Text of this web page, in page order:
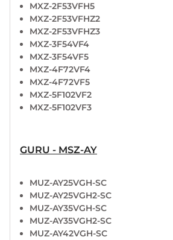
MXZ-2F53VFH5
MXZ-2F53VFHZ2
MXZ-2F53VFHZ3
MXZ-3F54VF4
MXZ-3F54VF5
MXZ-4F72VF4
MXZ-4F72VF5
MXZ-5F102VF2
MXZ-5F102VF3
GURU - MSZ-AY
MUZ-AY25VGH-SC
MUZ-AY25VGH2-SC
MUZ-AY35VGH-SC
MUZ-AY35VGH2-SC
MUZ-AY42VGH-SC